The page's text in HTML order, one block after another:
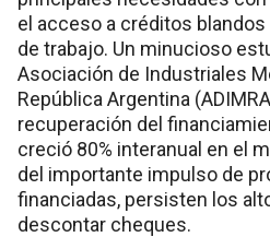
el acceso a créditos
de trabajo. Un minucioso
Asociación de Industriales
República Argentina
recuperación del
creció 80% interanual en el
del importante impulso de
financiadas, persisten los
descontar cheques.